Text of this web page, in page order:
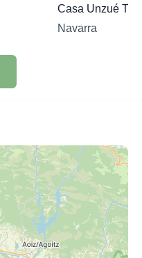
Casa Unzué
Navarra